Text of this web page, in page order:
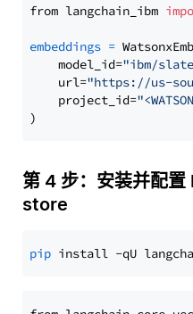
from langchain_ibm
embeddings =
    model_id=
"ibm/
    url=
"https://us-
    project_id=
第 4 步：安装并配
store
pip